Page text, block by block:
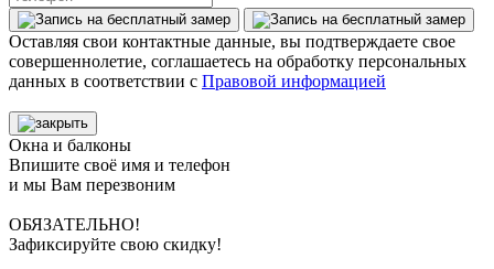
Оставляя свои контактные данные, вы подтверждаете свое
совершеннолетие, соглашаетесь на обработку персональных
данных в соответствии с Правовой информацией
Окна и балконы
Впишите своё имя и телефон
и мы Вам перезвоним
ОБЯЗАТЕЛЬНО!
Зафиксируйте свою скидку!